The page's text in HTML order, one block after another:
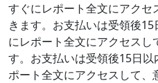
すぐにレポート全文にアク
きます。お支払いは受領後15
にレポート全文にアクセスし
す。お支払いは受領後15日以
ポート全文にアクセスして、